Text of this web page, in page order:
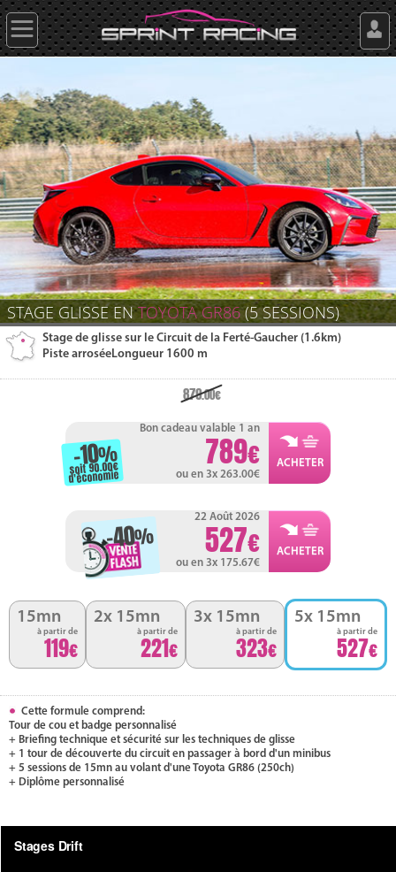
STAGE GLISSE ENTOYOTA GR86(5 SESSIONS)
Stage de glisse sur le Circuit de la Ferté-Gaucher (1.6km)
Piste arroséeLongueur 1600 m
879.00
Bon cadeau valable 1 an
789
ou en 3x 263.00
-10%
soit 90.00
d'économie
22 Août 2026
527
ou en 3x 175.67
-40%
15mn
à partir de
119
2x 15mn
à partir de
221
3x 15mn
à partir de
323
5x 15mn
à partir de
527
Cette formule comprend:
Tour de cou et badge personnalisé
+ Briefing technique et sécurité sur les techniques de glisse
+ 1 tour de découverte du circuit en passager à bord d'un minibus
+ 5 sessions de 15mn au volant d'une Toyota GR86 (250ch)
+ Diplôme personnalisé